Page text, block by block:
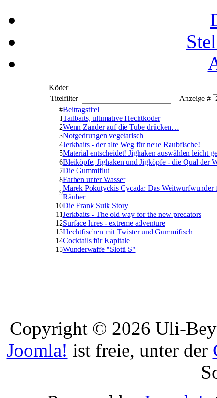
Köder
Titelfilter
Anzeige #
#Beitragstitel
1Tailbaits, ultimative Hechtköder
2Wenn Zander auf die Tube drücken…
3Notgedrungen vegetarisch
4Jerkbaits - der alte Weg für neue Raubfische!
5Material entscheidet! Jighaken auswählen leicht
6Bleiköpfe, Jighaken und Jigköpfe - die Qual der
7Die Gummiflut
8Farben unter Wasser
9
Marek Pokutyckis Cycada: Das Weitwurfwunder
Räuber ...
10Die Frank Suik Story
11Jerkbaits - The old way for the new predators
12Surface lures - extreme adventure
13Hechtfischen mit Twister und Gummifisch
14Cocktails für Kapitale
15Wunderwaffe "Slotti S"
Copyright © 2026 Uli-
Joomla! ist freie, unter der